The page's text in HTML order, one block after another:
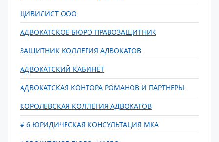
ЦИВИЛИСТ ООО
АДВОКАТСКОЕ БЮРО ПРАВОЗАЩИТНИК
ЗАЩИТНИК КОЛЛЕГИЯ АДВОКАТОВ
АДВОКАТСКИЙ КАБИНЕТ
АДВОКАТСКАЯ КОНТОРА РОМАНОВ И ПАРТНЕРЫ
КОРОЛЕВСКАЯ КОЛЛЕГИЯ АДВОКАТОВ
# 6 ЮРИДИЧЕСКАЯ КОНСУЛЬТАЦИЯ МКА